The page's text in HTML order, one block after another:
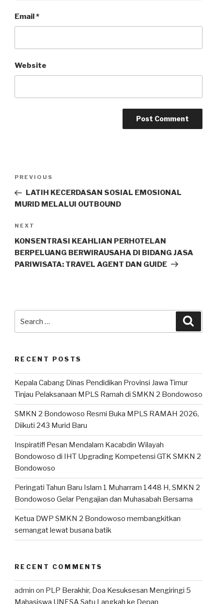
Email*
Website
PREVIOUS
LATIH KECERDASAN SOSIAL EMOSIONAL
MURID MELALUI OUTBOUND
NEXT
KONSENTRASI KEAHLIAN PERHOTELAN
BERPELUANG BERWIRAUSAHA DI BIDANG JASA
PARIWISATA: TRAVEL AGENT DAN GUIDE
RECENT POSTS
Kepala Cabang Dinas Pendidikan Provinsi Jawa Timur
Tinjau Pelaksanaan MPLS Ramah di SMKN 2 Bondowoso
SMKN 2 Bondowoso Resmi Buka MPLS RAMAH 2026,
Diikuti 243 Murid Baru
Inspiratif! Pesan Mendalam Kacabdin Wilayah
Bondowoso di IHT Upgrading Kompetensi GTK SMKN 2
Bondowoso
Peringati Tahun Baru Islam 1 Muharram 1448 H, SMKN 2
Bondowoso Gelar Pengajian dan Muhasabah Bersama
Ketua DWP SMKN 2 Bondowoso membangkitkan
semangat lewat busana batik
RECENT COMMENTS
admin on PLP Berakhir, Doa Kesuksesan Mengiringi 5
Mahasiswa UNESA Satu Langkah ke Depan